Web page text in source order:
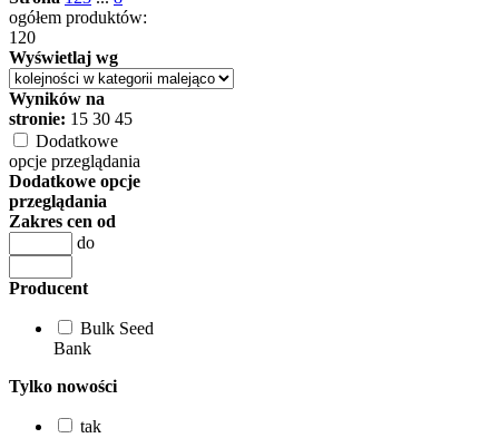
ogółem produktów:
120
Wyświetlaj wg
Wyników na
stronie: 15 30 45
Dodatkowe
opcje przeglądania
Dodatkowe opcje
przeglądania
Zakres cen od
do
Producent
Bulk Seed
Bank
Tylko nowości
tak